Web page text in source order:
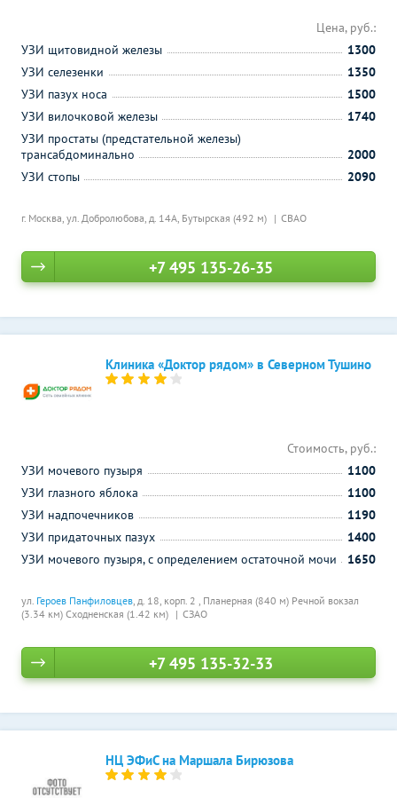
г. Москва, ул. Добролюбова, д. 14А, Бутырская (492 м) СВАО
Цена, руб.:
УЗИ щитовидной железы
1300
УЗИ селезенки
1350
УЗИ пазух носа
1500
УЗИ вилочковой железы
1740
УЗИ простаты (предстательной железы)
трансабдоминально
2000
УЗИ стопы
2090
+7 495 135-26-35
Клиника «Доктор рядом» в Северном Тушино
ул. Героев Панфиловцев, д. 18, корп. 2 , Планерная (840 м) Речной вокзал
(3.34 км) Сходненская (1.42 км) СЗАО
Стоимость, руб.:
УЗИ мочевого пузыря
1100
УЗИ глазного яблока
1100
УЗИ надпочечников
1190
УЗИ придаточных пазух
1400
УЗИ мочевого пузыря, с определением остаточной мочи
1650
+7 495 135-32-33
НЦ ЭФиС на Маршала Бирюзова